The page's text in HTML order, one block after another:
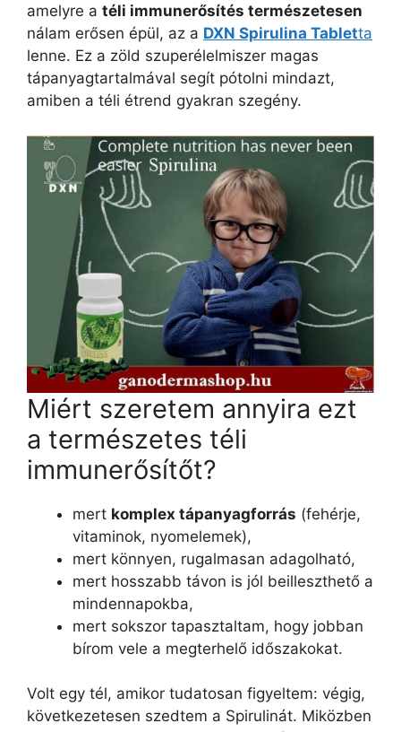
amelyre a téli immunerősítés természetesen
nálam erősen épül, az a DXN Spirulina Tabletta
lenne. Ez a zöld szuperélelmiszer magas
tápanyagtartalmával segít pótolni mindazt,
amiben a téli étrend gyakran szegény.
Miért szeretem annyira ezt
a természetes téli
immunerősítőt?
mert komplex tápanyagforrás (fehérje,
vitaminok, nyomelemek),
mert könnyen, rugalmasan adagolható,
mert hosszabb távon is jól beilleszthető a
mindennapokba,
mert sokszor tapasztaltam, hogy jobban
bírom vele a megterhelő időszakokat.
Volt egy tél, amikor tudatosan figyeltem: végig,
következetesen szedtem a Spirulinát. Miközben